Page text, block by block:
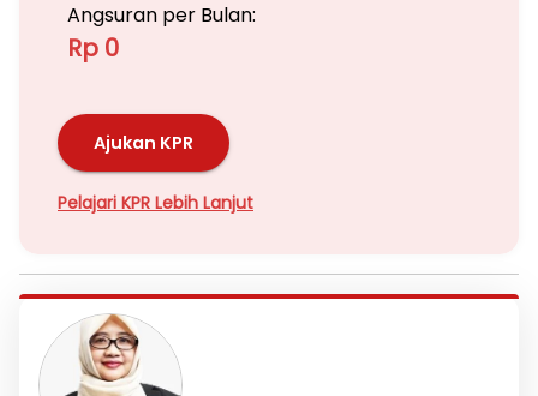
Angsuran per Bulan:
Rp 0
Ajukan KPR
Pelajari KPR Lebih Lanjut